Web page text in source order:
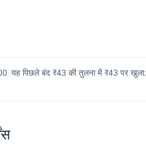
यह पिछले बंद ₹43 की तुलना में ₹43 पर